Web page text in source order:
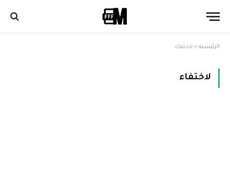
الرئيسية » لاختفاء
لاختفاء